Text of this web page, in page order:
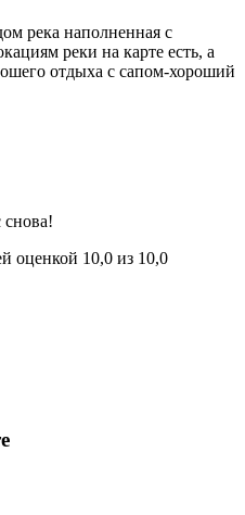
река наполненная с
реки на карте есть, а
отдыха с сапом-хороший
снова!
оценкой 10,0 из 10,0